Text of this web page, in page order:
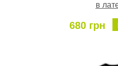
в
680 грн